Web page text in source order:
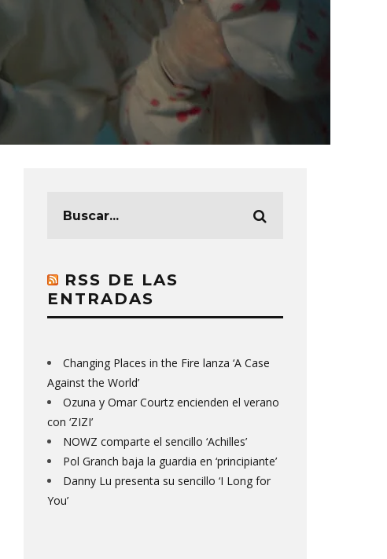
RSS DE LAS
ENTRADAS
Changing Places in the Fire lanza ‘A Case
Against the World’
Ozuna y Omar Courtz encienden el verano
con ‘ZIZI’
NOWZ comparte el sencillo ‘Achilles’
Pol Granch baja la guardia en ‘principiante’
Danny Lu presenta su sencillo ‘I Long for
You’